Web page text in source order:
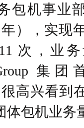
包机事业
年），实现
次，业
集团
高兴看到
体包机业务